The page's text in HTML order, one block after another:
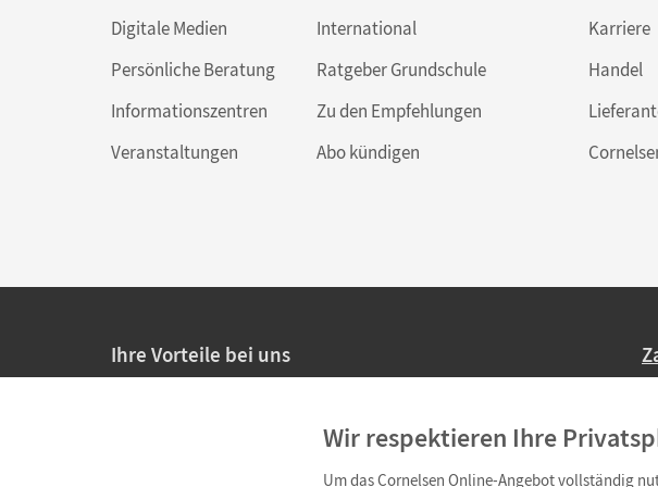
Digitale Medien
Persönliche Beratung
Informationszentren
Veranstaltungen
International
Ratgeber Grundschule
Zu den Empfehlungen
Abo kündigen
Karriere
Handel
Ihre Vorteile bei uns
Persönliche Angebote für LehrkräfteWir respektieren Ihre
Um das Cornelsen Online-Angebot vollständig